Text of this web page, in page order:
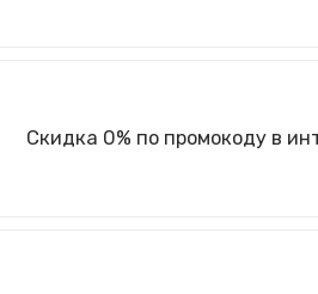
Скидка 0% по промокоду в